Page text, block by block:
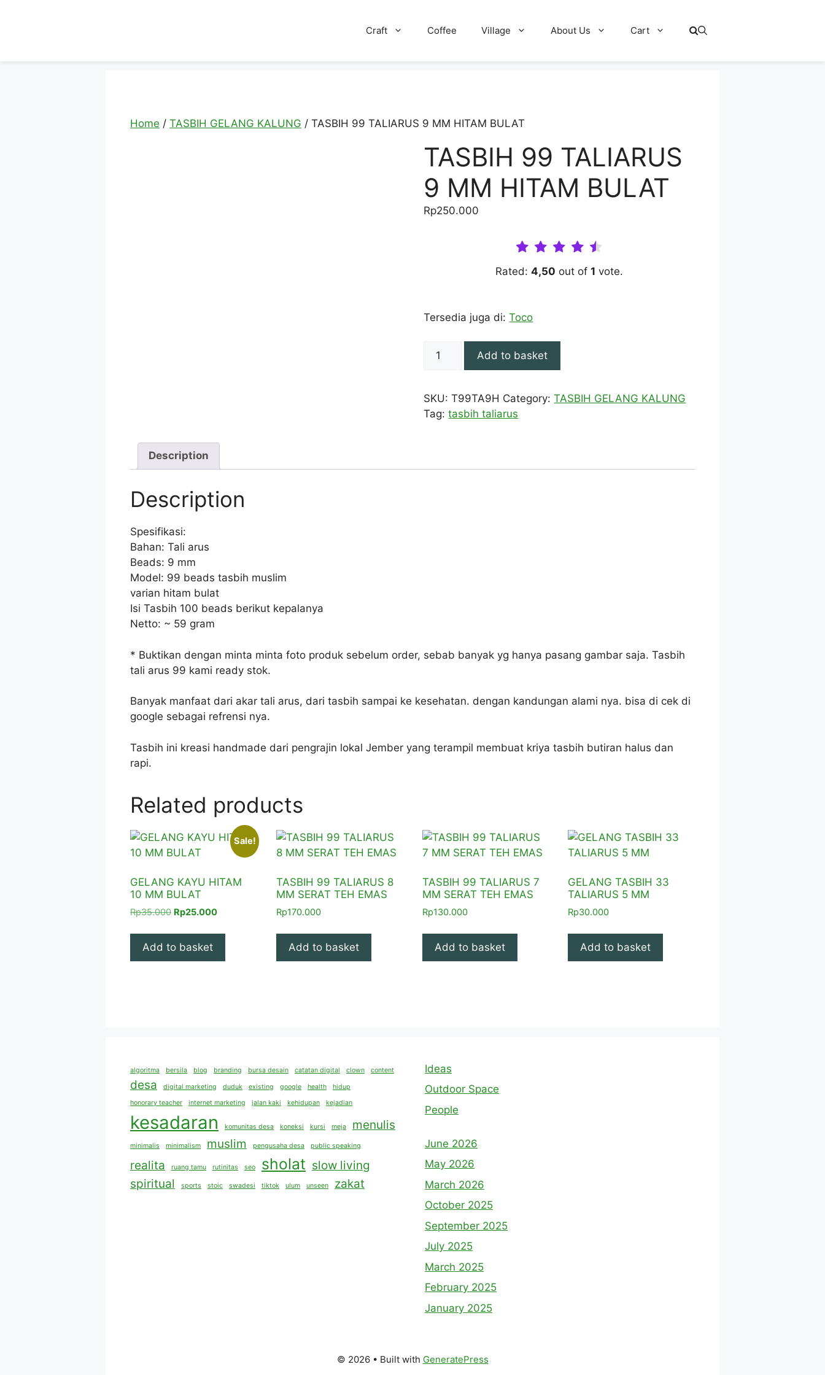
Craft Coffee Village About Us Cart
Home / TASBIH GELANG KALUNG / TASBIH 99 TALIARUS 9 MM HITAM BULAT
TASBIH 99 TALIARUS
9 MM HITAM BULAT
Rp250.000
Rated:4,50 out of1 vote.
Tersedia juga di:Toco
9
MM
Add to basket
SKU:T99TA9H Category:TASBIH GELANG KALUNG
Tag:tasbih taliarus
Description
Description
Spesifikasi:
Bahan: Tali arus
Beads: 9 mm
Model: 99 beads tasbih muslim
varian hitam bulat
Isi Tasbih 100 beads berikut kepalanya
Netto: ~ 59 gram
* Buktikan dengan minta minta foto produk sebelum order, sebab banyak yg hanya pasang gambar saja. Tasbih
tali arus 99 kami ready stok.
Banyak manfaat dari akar tali arus, dari tasbih sampai ke kesehatan. dengan kandungan alami nya. bisa di cek di
google sebagai refrensi nya.
Tasbih ini kreasi handmade dari pengrajin lokal Jember yang terampil membuat kriya tasbih butiran halus dan
rapi.
Related products
Sale!
GELANG KAYU HITAM
10 MM BULAT
Rp35.000 Original
was:
Rp35.000.
Rp25.000Current
is:
Add to basket
TASBIH 99 TALIARUS 8
MM SERAT TEH EMAS
Rp170.000
Add to basket
TASBIH 99 TALIARUS 7
MM SERAT TEH EMAS
Rp130.000
Add to basket
GELANG TASBIH 33
TALIARUS 5 MM
Rp30.000
Add to basket
algoritma bersila blog branding bursa desain catatan digital clown content
desa digital marketing duduk existing google health
hidup
honorary teacher
internet marketing jalan kaki kehidupan kejadian
kesadaran komunitas desa koneksi kursi meja menulis
minimalis minimalism muslim pengusaha desa public speaking
realita ruang tamu rutinitas seo sholat slow living
spiritual
sports stoic swadesi tiktok ulum unseen zakat
Ideas
Outdoor Space
People
June 2026
May 2026
March 2026
October 2025
September 2025
July 2025
March 2025
February 2025
January 2025
© 2026 • Built with GeneratePress